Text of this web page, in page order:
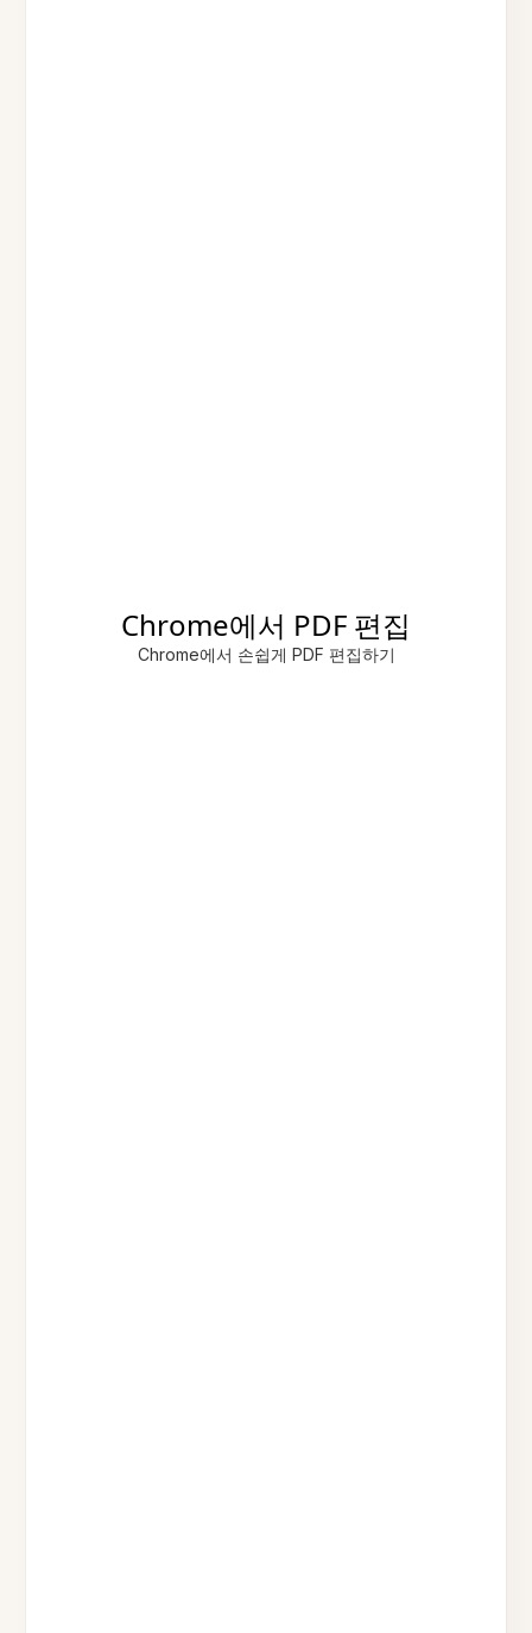
Chrome에서 PDF 편집
Chrome에서 손쉽게 PDF 편집하기